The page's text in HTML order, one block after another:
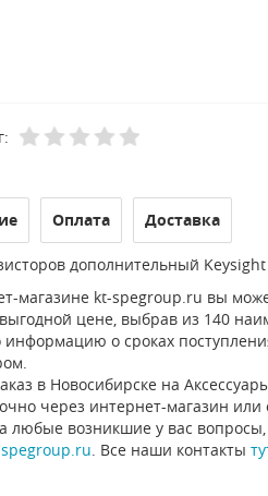
Оплата Доставка
дополнительный
магазине kt-spegroup.ru вы
цене, выбрав из 140
информацию о сроках
в Новосибирске на
через интернет-магазин
любые возникшие у вас
. Все наши контакты